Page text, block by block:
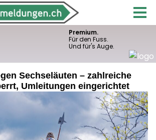
Sechseläuten – zahlreiche
Umleitungen eingerichtet